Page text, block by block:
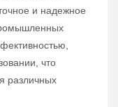
и надежное
что
различных